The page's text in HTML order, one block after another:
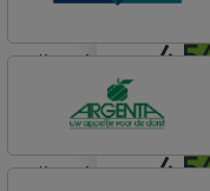
lineair
Conneqt vh
Vrij Leven
lineair